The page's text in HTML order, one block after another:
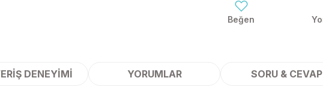
DENEYIMI YORUMLAR SORU & CEVAP